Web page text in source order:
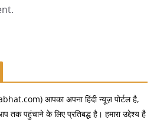
आपका अपना हिंदी न्यूज़ पोर्टल है,
पहुंचाने के लिए प्रतिबद्ध है। हमारा उद्देश्य है